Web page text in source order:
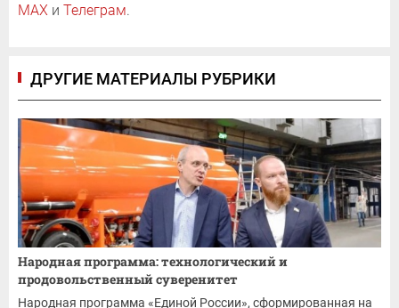
MAX и Телеграм.
ДРУГИЕ МАТЕРИАЛЫ РУБРИКИ
Народная программа: технологический и
продовольственный суверенитет
Народная программа «Единой России», сформированная на